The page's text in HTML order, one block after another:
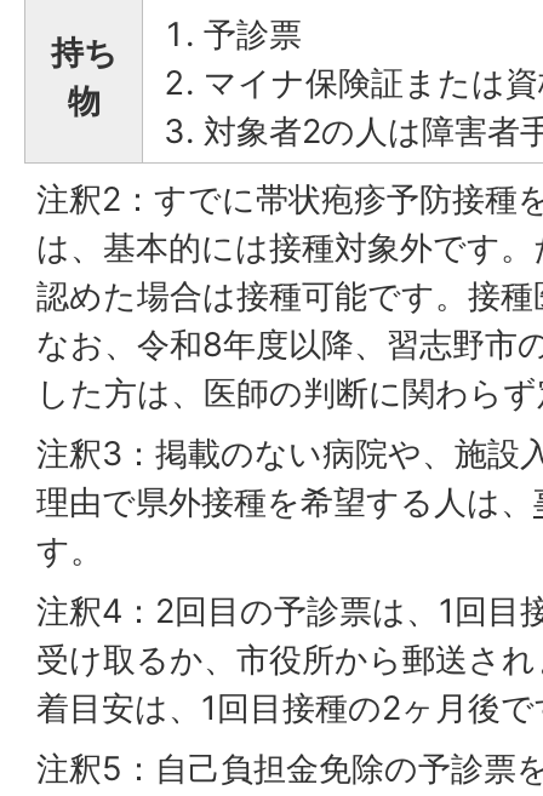
持ち
物
予診票
マイナ保険証または
対象者2の人は障害者
注釈2：すでに帯状疱疹予防接種
は、基本的には接種対象外です
認めた場合は接種可能です。接
なお、令和8年度以降、習志野市
した方は、医師の判断に関わら
注釈3：掲載のない病院や、施設
理由で県外接種を希望する人は、
す。
注釈4：2回目の予診票は、1回目
受け取るか、市役所から郵送さ
着目安は、1回目接種の2ヶ月後
注釈5：自己負担金免除の予診票